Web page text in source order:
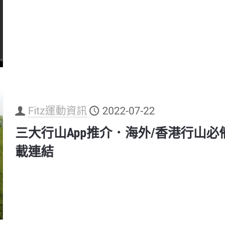
Fitz運動資訊 2022-07-22
三大行山App推介．海外/香港行山
載連結